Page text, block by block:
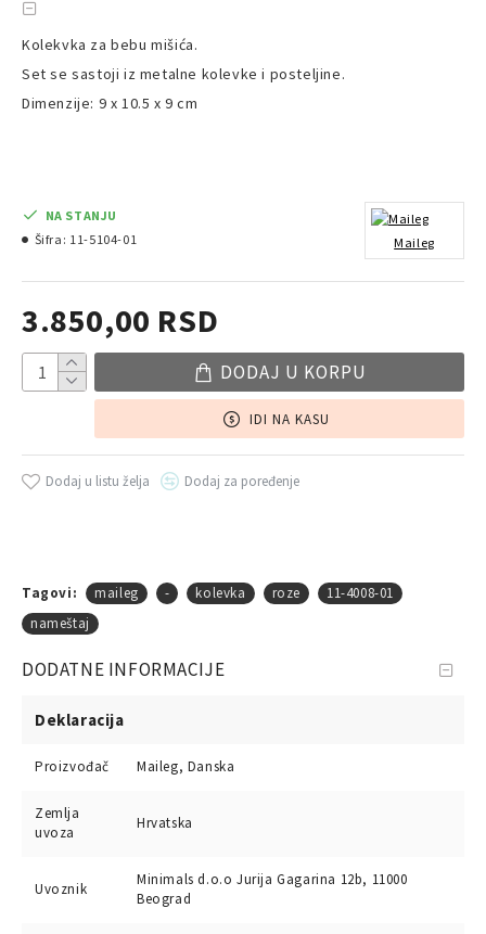
Kolekvka za bebu mišića.
Set se sastoji iz metalne kolevke i posteljine.
Dimenzije: 9 x 10.5 x 9 cm
3.850,00 RSD
NA STANJU
Šifra: 11-5104-01 Maileg
DODAJ U KORPU
IDI NA KASU
Dodaj u listu želja Dodaj za poređenje
Tagovi: maileg - kolevka roze
11-4008-01
nameštaj
DODATNE INFORMACIJE
Deklaracija
Proizvođač Maileg, Danska
Zemlja
uvoza
Hrvatska
Uvoznik
Minimals d.o.o Jurija Gagarina 12b, 11000
Beograd